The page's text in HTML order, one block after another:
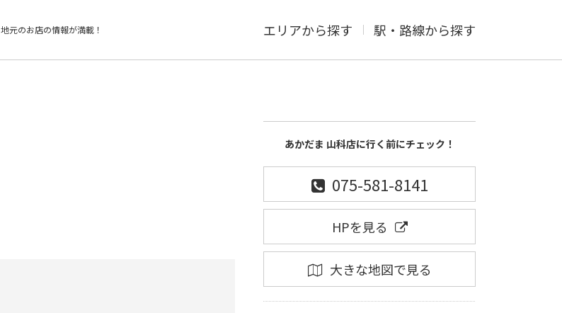
地元のお店の情報が満載！ エリアから探す 駅・路線から探す
あかだま 山科店に行く前にチェック！
075-581-8141
HPを見る
大きな地図で見る